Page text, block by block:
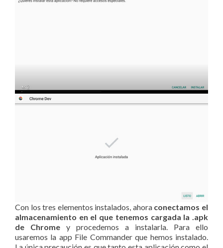
Con los tres elementos instalados, ahora conectamos el
almacenamiento en el que tenemos cargada la .apk
de Chrome y procedemos a instalarla. Para ello
usaremos la app File Commander que hemos instalado.